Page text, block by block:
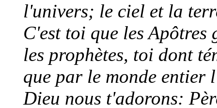
l'univers; le ciel et la
C'est toi que les
les prophètes, toi dont
que par le monde entier
Dieu nous t'adorons: